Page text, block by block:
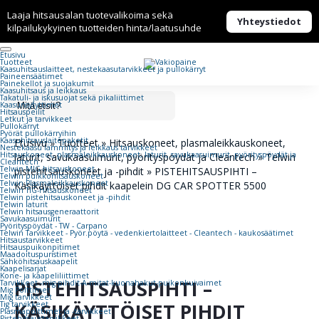
Laaja hitsausalan tuotevalikoima sekä
kilpailukykyinen tuotteiden hinta/laatusuhde
Yhteystiedot
Etusivu
Tuotteet
Kaasuhitsaus­laitteet, nestekaasu­tarvikkeet ja pullokärryt
Paineensäätimet
Painekellot ja suojakumit
Kaasuhitsaus ja leikkaus
Takatuli- ja iskusuojat sekä pikaliittimet
Kaasunsytyttimet
Hitsauspeilit
Letkut ja tarvikkeet
Pullokärryt
Pyörät pullokärryihin
Kaasuhitsauslaitepaketit
Nestekaasu lämmitys ja leikkaus tarvikkeet
Hitsauskoneet, plasmaleikkauskoneet, laturit, savukaasuimurit, pyörityspöydät ja
Cleantech
Telwin MIG-hitsauskoneet
Telwin puikkohitsauskoneet
Telwin Plasmaleikkauskoneet
Telwin TIG-Hitsauskoneet
Telwin pistehitsauskoneet ja -pihdit
Telwin laturit
Telwin hitsausgeneraattorit
Savukaasuimurit
Pyörityspöydät - TW - Carpano
Telwin Tarvikkeet - Pyör.pöytä - vedenkiertolaitteet - Cleantech - kaukosäätimet
Hitsaustarvikkeet
Hitsauspuikonpitimet
Maadoituspuristimet
Sähköhitsauskaapelit
Kaapelisarjat
Kone- ja kaapeliliittimet
Tarvikkeet -mig-pihdit-A-mitat-kuonahakut-puikonkuivaimet
Mig Polttimet
Mig tarvikkeet
Tig tarvikkeet
Plasmapolttimet ja -tarvikkeet
Etusivu»Tuotteet»Hitsauskoneet, plasmaleikkauskoneet,
laturit, savukaasuimurit, pyörityspöydät ja Cleantech»Telwin
pistehitsauskoneet ja -pihdit » PISTEHITSAUSPIHTI –
Käsikäyttöiset pihdit kaapelein DG CAR SPOTTER 5500
PISTEHITSAUSPIHTI –
KÄSIKÄYTTÖISET PIHDIT